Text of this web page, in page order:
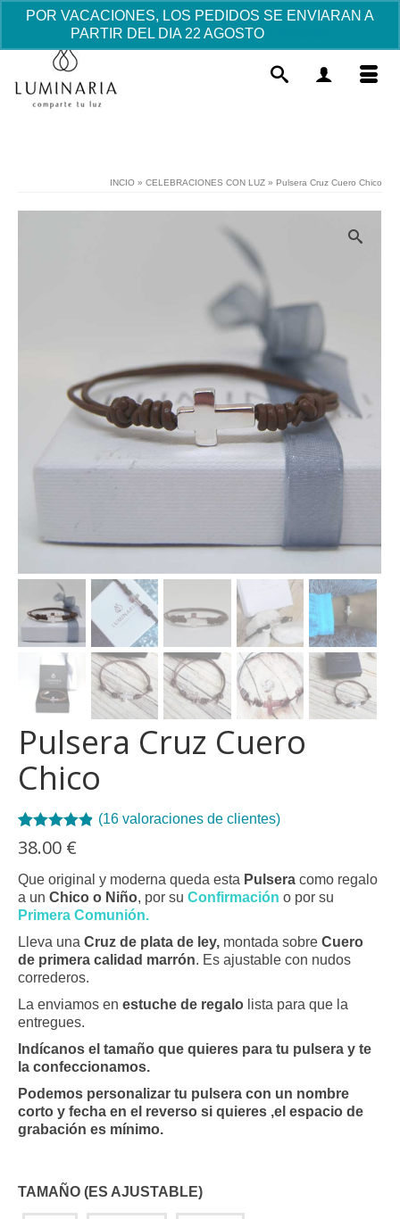
POR VACACIONES, LOS PEDIDOS SE ENVIARAN A
PARTIR DEL DIA 22 AGOSTO
INCIO » CELEBRACIONES CON LUZ » Pulsera Cruz Cuero Chico
Pulsera Cruz Cuero
Chico
Valorado
con4.81 de
16
valoraciones
de clientes
(16 valoraciones de clientes)
38.00 €
Que original y moderna queda esta Pulsera como regalo
a un Chico o Niño, por su Confirmación o por su
Primera Comunión.
Lleva una Cruz de plata de ley, montada sobre Cuero
de primera calidad marrón. Es ajustable con nudos
correderos.
La enviamos en estuche de regalo lista para que la
entregues.
Indícanos el tamaño que quieres para tu pulsera y te
la confeccionamos.
Podemos personalizar tu pulsera con un nombre
corto y fecha en el reverso si quieres ,el espacio de
grabación es mínimo.
TAMAÑO (ES AJUSTABLE)
Libro de Firmas de Comunión - Azul
€